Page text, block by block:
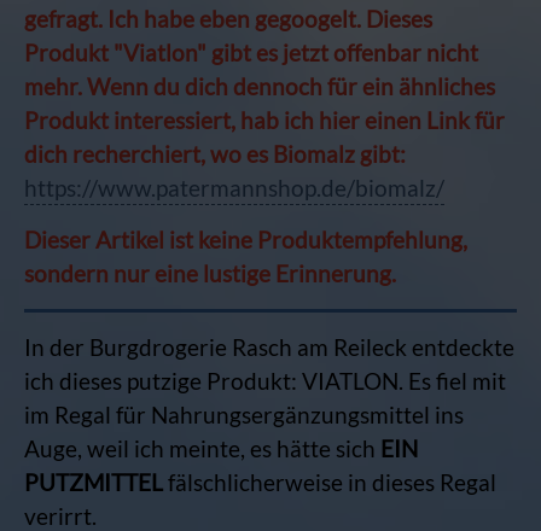
gefragt. Ich habe eben gegoogelt. Dieses
Produkt "Viatlon" gibt es jetzt offenbar nicht
mehr. Wenn du dich dennoch für ein ähnliches
Produkt interessiert, hab ich hier einen Link für
dich recherchiert, wo es Biomalz gibt:
https://www.patermannshop.de/biomalz/
Dieser Artikel ist keine Produktempfehlung,
sondern nur eine lustige Erinnerung.
In der Burgdrogerie Rasch am Reileck entdeckte
ich dieses putzige Produkt: VIATLON. Es fiel mit
im Regal für Nahrungsergänzungsmittel ins
Auge, weil ich meinte, es hätte sich EIN
PUTZMITTELfälschlicherweise in dieses Regal
verirrt.